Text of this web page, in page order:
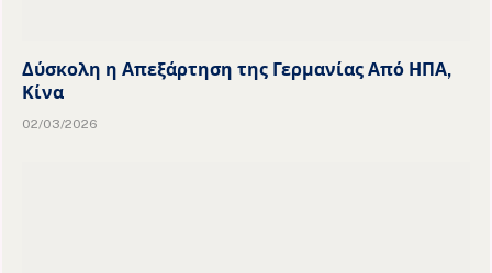
Δύσκολη η Απεξάρτηση της Γερμανίας Από ΗΠΑ,
Κίνα
02/03/2026